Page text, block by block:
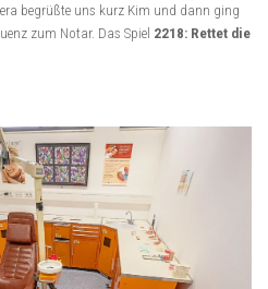
begrüßte uns kurz Kim und dann ging
zum Notar. Das Spiel 2218: Rettet die